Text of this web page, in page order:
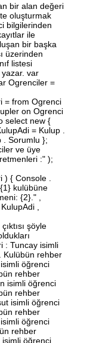
bir alan değeri
oluşturmak
bilgilerinden
ile
bir başka
üzerinden
listesi
yazar. var
Ogrenciler =
= from Ogrenci
on Ogrenci
select new {
= Kulup .
. Sorumlu };
ve üye
:" );
) { Console .
kulübüne
{2}." ,
,
şöyle
: Tuncay isimli
Kulübün rehber
öğrenci
rehber
isimli öğrenci
rehber
isimli öğrenci
rehber
öğrenci
rehber
isimli öğrenci